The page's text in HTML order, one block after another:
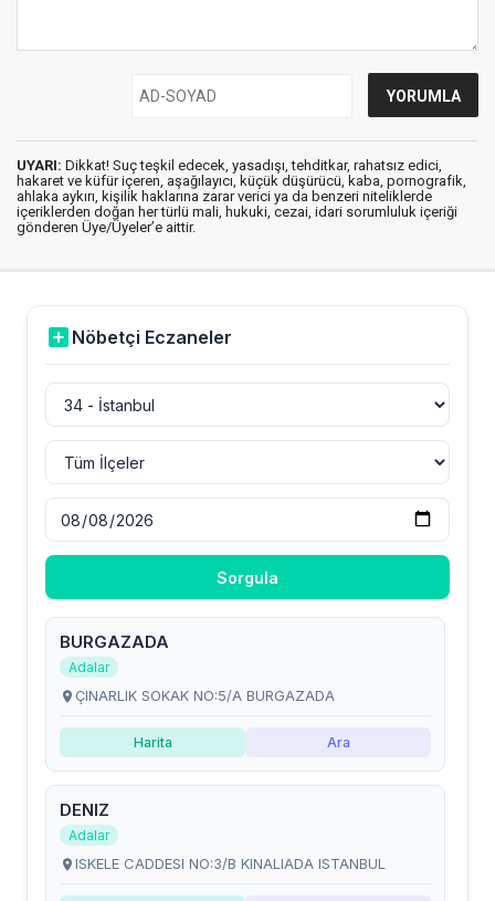
UYARI: Dikkat! Suç teşkil edecek, yasadışı, tehditkar, rahatsız edici,
hakaret ve küfür içeren, aşağılayıcı, küçük düşürücü, kaba, pornografik,
ahlaka aykırı, kişilik haklarına zarar verici ya da benzeri niteliklerde
içeriklerden doğan her türlü mali, hukuki, cezai, idari sorumluluk içeriği
gönderen Üye/Üyeler’e aittir.